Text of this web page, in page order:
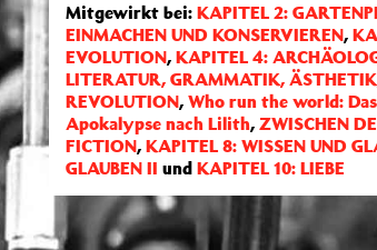
Mitgewirkt bei: KAPITEL 2:
EINMACHEN UND KONSERVIEREN,
EVOLUTION, KAPITEL 4:
LITERATUR, GRAMMATIK, ÄSTHETIK
REVOLUTION, Who run the world:
Apokalypse nach Lilith, ZWISCHEN
FICTION, KAPITEL 8: WISSEN UND
GLAUBEN II und KAPITEL 10: LIEBE